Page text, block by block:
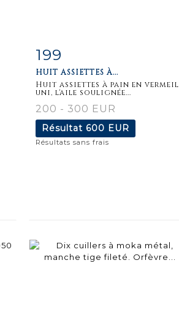
Fiche
199
HUIT ASSIETTES À...
Huit assiettes à pain en vermeil
uni, l'aile soulignée...
200 - 300 EUR
Résultat 600 EUR
Résultats sans frais